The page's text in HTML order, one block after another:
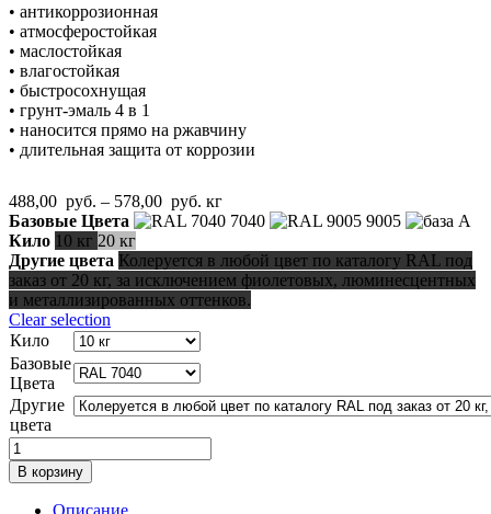
• антикоррозионная
• атмосферостойкая
• маслостойкая
• влагостойкая
• быстросохнущая
• грунт-эмаль 4 в 1
• наносится прямо на ржавчину
• длительная защита от коррозии
488,00 руб. – 578,00 руб. Диапазон
цен:
руб.
–
578,00
кг
Базовые Цвета
7040
9005
Кило 10 кг 20 кг
Другие цвета Колеруется в любой цвет по каталогу RAL под
заказ от 20 кг, за исключением фиолетовых, люминесцентных
и металлизированных оттенков.
Clear selection
Кило
Базовые
Цвета
Другие
цвета
Количество
товара
МАСТЕРМЕТ
ПЛАСТ
В корзину
Описание